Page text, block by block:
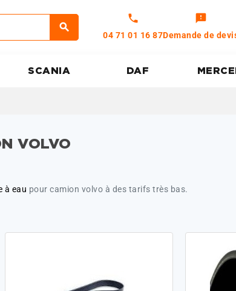
call
04 71 01 16 87
feedback
Demande de
SCANIA DAF
VOLVO
à eau pour camion volvo à des tarifs très bas.